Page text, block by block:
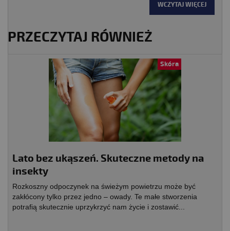
WCZYTAJ WIĘCEJ
PRZECZYTAJ RÓWNIEŻ
Skóra
Lato bez ukąszeń. Skuteczne metody na
insekty
Rozkoszny odpoczynek na świeżym powietrzu może być
zakłócony tylko przez jedno – owady. Te małe stworzenia
potrafią skutecznie uprzykrzyć nam życie i zostawić...